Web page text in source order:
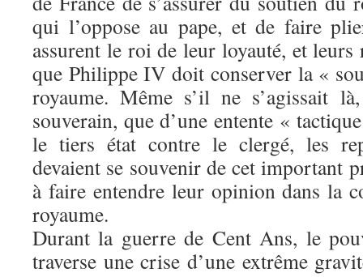
qui l’oppose au pape, et de faire
assurent le roi de leur loyauté, et leurs
que Philippe IV doit conserver la «
royaume. Même s’il ne s’agissait
souverain, que d’une entente «
le tiers état contre le clergé, les
devaient se souvenir de cet important
à faire entendre leur opinion dans la
royaume.
Durant la guerre de Cent Ans, le
traverse une crise d’une extrême